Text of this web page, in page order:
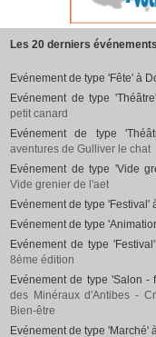
Les 20 derniers
Evénement de type 'Fête' à
Evénement de type
petit canard
Evénement de type
aventures de Gulliver le chat
Evénement de type 'Vide
Vide grenier de l'aet
Evénement de type
Evénement de type
Evénement de type
8ème édition
Evénement de type 'Salon -
des Minéraux d'Antibes -
Bien-être
Evénement de type 'Marché'